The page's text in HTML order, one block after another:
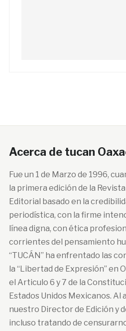
Acerca de tucan
Fue un 1 de Marzo de 1996,
la primera edición de la
Editorial basado en la
periodística, con la firme
línea digna, con ética
corrientes del pensamiento
“TUCÁN” ha enfrentado las
la “Libertad de Expresión” en
el Articulo 6 y 7 de la
Estados Unidos Mexicanos.
nuestro Director de Edición y
incluso tratando de